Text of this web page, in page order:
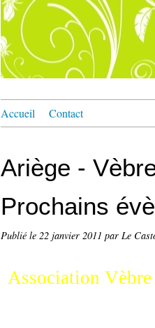
Accueil Contact
Ariège -
Prochains
Publié le 22 janvier 2011 par Le
Association